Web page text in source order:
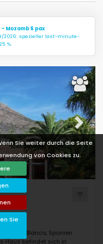
Sie weiter durch die Seite
von Cookies zu.
Sie
Mozamb 6 pax
2026: spezieller last-minute-
%.
Next
Costa Blanca, Spanien
Haus befindet sich in